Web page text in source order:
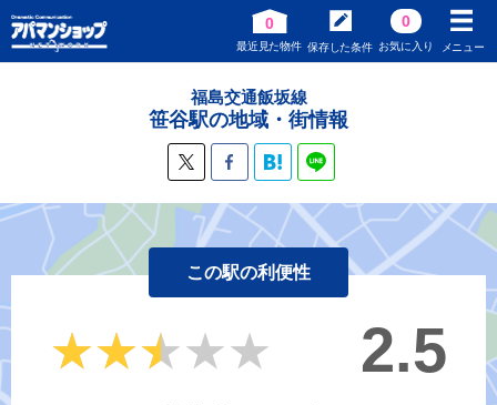
0
最近見た物件 保存した条件
0
お気に入り メニュー
福島交通飯坂線
笹谷駅の地域・街情報
この駅の利便性
★★★★★
★★★★★ 2.5